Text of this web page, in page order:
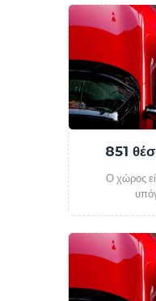
851
Ο χώρος